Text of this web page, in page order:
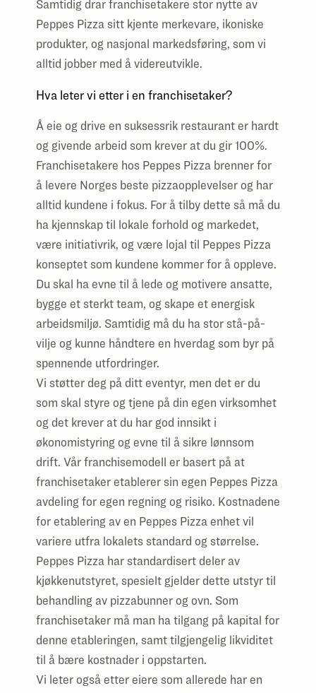
Samtidig drar franchisetakere stor nytte av
Peppes Pizza sitt kjente merkevare, ikoniske
produkter, og nasjonal markedsføring, som vi
alltid jobber med å videreutvikle.
Hva leter vi etter i en franchisetaker?
Å eie og drive en suksessrik restaurant er hardt
og givende arbeid som krever at du gir 100%.
Franchisetakere hos Peppes Pizza brenner for
å levere Norges beste pizzaopplevelser og har
alltid kundene i fokus. For å tilby dette så må du
ha kjennskap til lokale forhold og markedet,
være initiativrik, og være lojal til Peppes Pizza
konseptet som kundene kommer for å oppleve.
Du skal ha evne til å lede og motivere ansatte,
bygge et sterkt team, og skape et energisk
arbeidsmiljø. Samtidig må du ha stor stå-på-
vilje og kunne håndtere en hverdag som byr på
spennende utfordringer.
Vi støtter deg på ditt eventyr, men det er du
som skal styre og tjene på din egen virksomhet
og det krever at du har god innsikt i
økonomistyring og evne til å sikre lønnsom
drift. Vår franchisemodell er basert på at
franchisetaker etablerer sin egen Peppes Pizza
avdeling for egen regning og risiko. Kostnadene
for etablering av en Peppes Pizza enhet vil
variere utfra lokalets standard og størrelse.
Peppes Pizza har standardisert deler av
kjøkkenutstyret, spesielt gjelder dette utstyr til
behandling av pizzabunner og ovn. Som
franchisetaker må man ha tilgang på kapital for
denne etableringen, samt tilgjengelig likviditet
til å bære kostnader i oppstarten.
Vi leter også etter eiere som allerede har en